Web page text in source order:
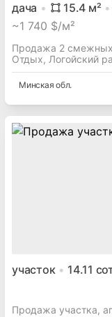
дача 15.4 м²
~1 740 $/м²
Продажа 2
Отдых, Логойский
Минская обл.
участок 14.11
Продажа участка,